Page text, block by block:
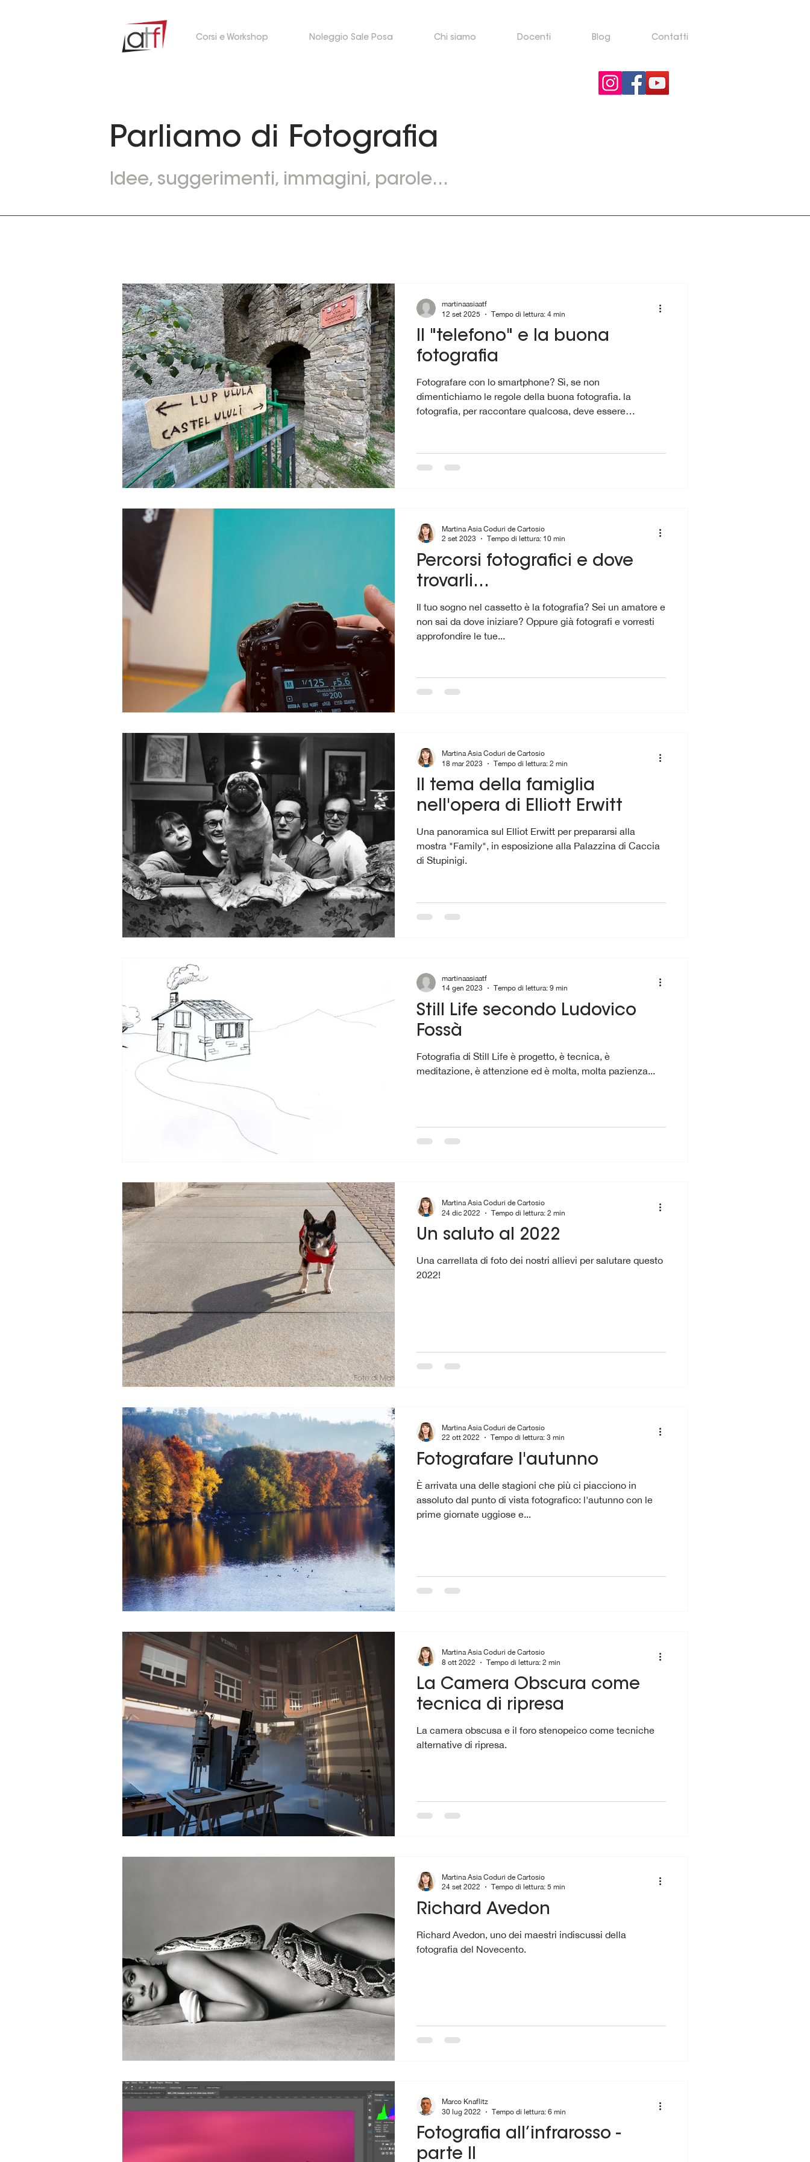
Corsi e Workshop Noleggio Sale Posa Chi siamo Docenti Blog Contatti
Parliamo di Fotografia
Idee, suggerimenti, immagini, parole...
Il "telefono" e la buona
fotografia
Fotografare con lo smartphone? Sì, se non
dimentichiamo le regole della buona fotografia. la
fotografia, per raccontare qualcosa, deve essere
devono essere seguite anche utilizzando uno smartphone
martinaasiaatf
12 set 2025
Tempo di lettura: 4 min
Percorsi fotografici e dove
trovarli...
Il tuo sogno nel cassetto è la fotografia? Sei un amatore e
non sai da dove iniziare? Oppure già fotografi e vorresti
approfondire le tue...
Martina Asia Coduri de Cartosio
2 set 2023
Tempo di lettura: 10 min
Il tema della famiglia
nell'opera di Elliott Erwitt
Una panoramica sul Elliot Erwitt per prepararsi alla
mostra "Family", in esposizione alla Palazzina di Caccia
di Stupinigi.
Martina Asia Coduri de Cartosio
18 mar 2023
Tempo di lettura: 2 min
Still Life secondo Ludovico
Fossà
Fotografia di Still Life è progetto, è tecnica, è
meditazione, è attenzione ed è molta, molta pazienza...
martinaasiaatf
14 gen 2023
Tempo di lettura: 9 min
Un saluto al 2022
Una carrellata di foto dei nostri allievi per salutare questo
2022!
Martina Asia Coduri de Cartosio
24 dic 2022
Tempo di lettura: 2 min
Fotografare l'autunno
È arrivata una delle stagioni che più ci piacciono in
assoluto dal punto di vista fotografico: l'autunno con le
prime giornate uggiose e...
Martina Asia Coduri de Cartosio
22 ott 2022
Tempo di lettura: 3 min
La Camera Obscura come
tecnica di ripresa
La camera obscusa e il foro stenopeico come tecniche
alternative di ripresa.
Martina Asia Coduri de Cartosio
8 ott 2022
Tempo di lettura: 2 min
Richard Avedon
Richard Avedon, uno dei maestri indiscussi della
fotografia del Novecento.
Martina Asia Coduri de Cartosio
24 set 2022
Tempo di lettura: 5 min
Fotografia all’infrarosso -
parte II
Marco Knaflitz
30 lug 2022
Tempo di lettura: 6 min